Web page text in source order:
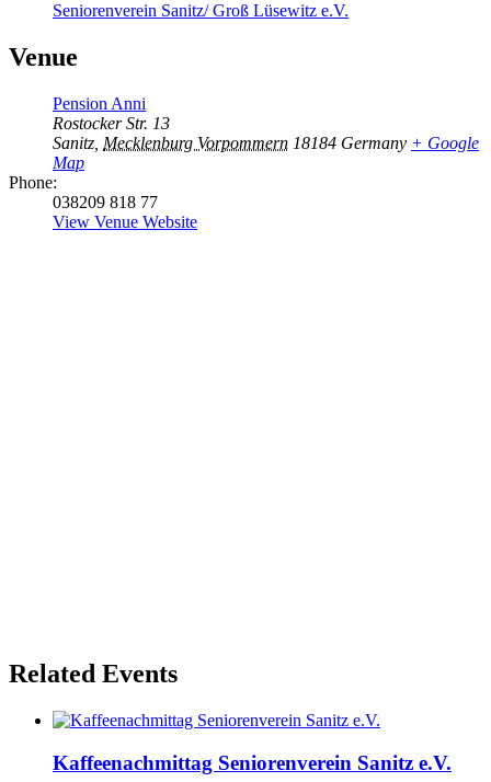
Seniorenverein Sanitz/ Groß Lüsewitz e.V.
Venue
Pension Anni
Rostocker Str. 13
Sanitz Mecklenburg Vorpommern 18184 Germany + Google
Map
Phone:
038209 818 77
View Venue Website
Related Events
Kaffeenachmittag Seniorenverein Sanitz e.V.